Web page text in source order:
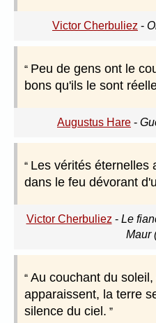
Victor Cherbuliez -
Peu de gens ont le
bons qu'ils le sont
Augustus Hare -
Les vérités éternelles
dans le feu dévorant
Victor Cherbuliez - Le
Maur
Au couchant du
apparaissent, la terre
silence du ciel.